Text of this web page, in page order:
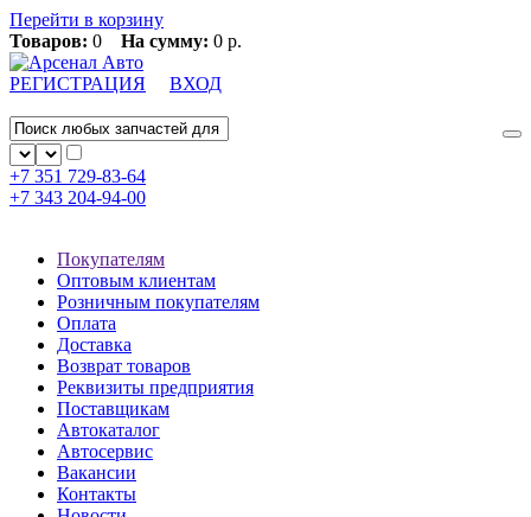
Перейти в корзину
Товаров: 0 На сумму: 0 р.
РЕГИСТРАЦИЯ ВХОД
+7 351 729-83-64
+7 343 204-94-00
Покупателям
Оптовым клиентам
Розничным покупателям
Оплата
Доставка
Возврат товаров
Реквизиты предприятия
Поставщикам
Автокаталог
Автосервис
Вакансии
Контакты